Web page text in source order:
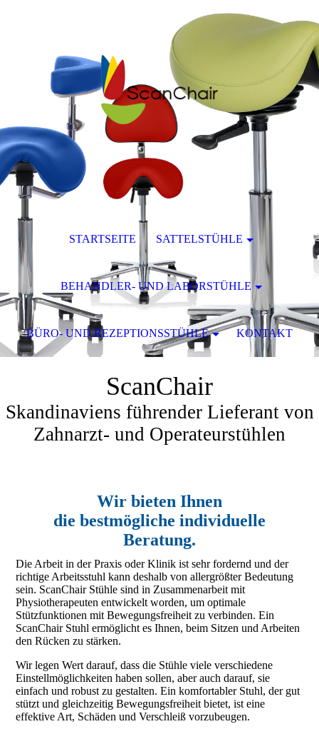
ScanChair
Skandinaviens führender Lieferant von
Zahnarzt- und Operateurstühlen
Wir bieten Ihnen
die bestmögliche individuelle
Beratung.
Die Arbeit in der Praxis oder Klinik ist sehr fordernd und der
richtige Arbeitsstuhl kann deshalb von allergrößter Bedeutung
sein. ScanChair Stühle sind in Zusammenarbeit mit
Physiotherapeuten entwickelt worden, um optimale
Stützfunktionen mit Bewegungsfreiheit zu verbinden. Ein
ScanChair Stuhl ermöglicht es Ihnen, beim Sitzen und Arbeiten
den Rücken zu stärken.
Wir legen Wert darauf, dass die Stühle viele verschiedene
Einstellmöglichkeiten haben sollen, aber auch darauf, sie
einfach und robust zu gestalten. Ein komfortabler Stuhl, der gut
stützt und gleichzeitig Bewegungsfreiheit bietet, ist eine
effektive Art, Schäden und Verschleiß vorzubeugen.
STARTSEITE SATTELSTÜHLE
BEHANDLER- UND LABORSTÜHLE
BÜRO- UND REZEPTIONSSTÜHLE KONTAKT